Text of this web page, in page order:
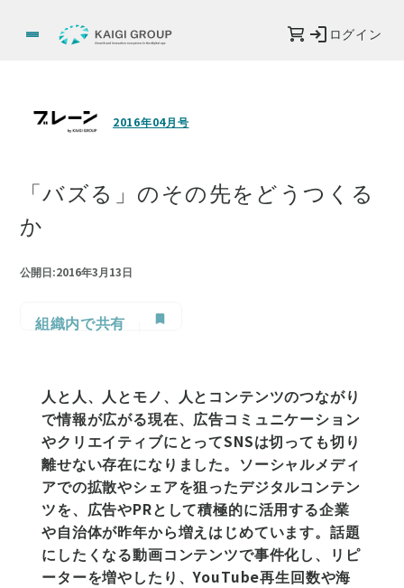
ログイン
2016年04月号
「バズる」のその先をどうつくる
か
公開日:2016年3月13日
組織内で共有
人と人、人とモノ、人とコンテンツのつながり
で情報が広がる現在、広告コミュニケーション
やクリエイティブにとってSNSは切っても切り
離せない存在になりました。ソーシャルメディ
アでの拡散やシェアを狙ったデジタルコンテン
ツを、広告やPRとして積極的に活用する企業
や自治体が昨年から増えはじめています。話題
にしたくなる動画コンテンツで事件化し、リピ
ーターを増やしたり、YouTube再生回数や海